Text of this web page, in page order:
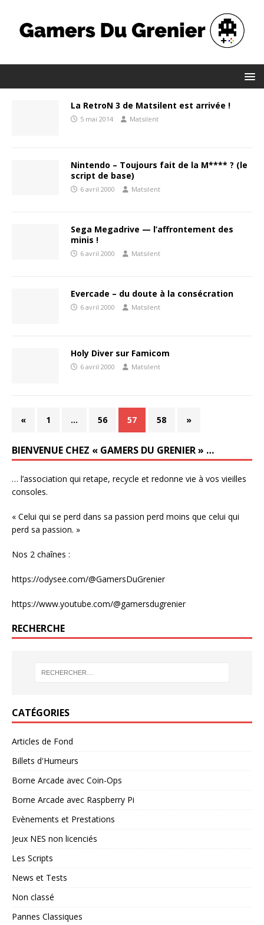
La RetroN 3 de Matsilent est arrivée !
5 mai 2014 Matsilent
Nintendo – Toujours fait de la M**** ? (le
script de base)
6 avril 2000 Matsilent
Sega Megadrive — l’affrontement des
minis !
6 avril 2000 Matsilent
Evercade – du doute à la consécration
6 avril 2000 Matsilent
Holy Diver sur Famicom
6 avril 2000 Matsilent
« 1 … 56 57 58 »
BIENVENUE CHEZ « GAMERS DU GRENIER » …
… l’association qui retape, recycle et redonne vie à vos vieilles
consoles.
« Celui qui se perd dans sa passion perd moins que celui qui
perd sa passion. »
Nos 2 chaînes :
https://odysee.com/@GamersDuGrenier
https://www.youtube.com/@gamersdugrenier
RECHERCHE
CATÉGORIES
Articles de Fond
Billets d'Humeurs
Borne Arcade avec Coin-Ops
Borne Arcade avec Raspberry Pi
Evènements et Prestations
Jeux NES non licenciés
Les Scripts
News et Tests
Non classé
Pannes Classiques